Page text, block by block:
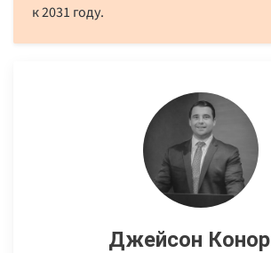
к 2031 году.
Джейсон Конор